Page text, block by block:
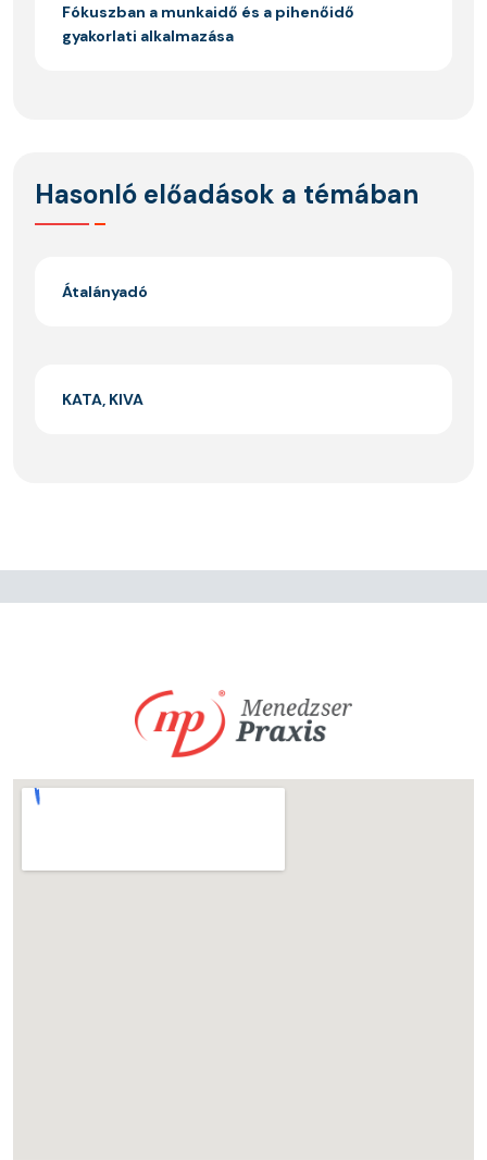
Fókuszban a munkaidő és a pihenőidő
gyakorlati alkalmazása
Hasonló előadások a témában
Átalányadó
KATA, KIVA